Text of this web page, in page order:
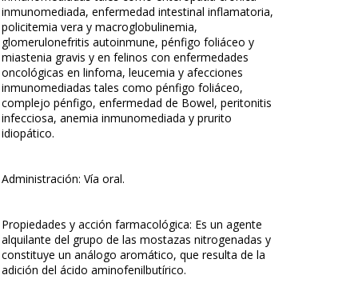
inmunomediada, enfermedad intestinal inflamatoria,
policitemia vera y macroglobulinemia,
glomerulonefritis autoinmune, pénfigo foliáceo y
miastenia gravis y en felinos con enfermedades
oncológicas en linfoma, leucemia y afecciones
inmunomediadas tales como pénfigo foliáceo,
complejo pénfigo, enfermedad de Bowel, peritonitis
infecciosa, anemia inmunomediada y prurito
idiopático.
Administración: Vía oral.
Propiedades y acción farmacológica: Es un agente
alquilante del grupo de las mostazas nitrogenadas y
constituye un análogo aromático, que resulta de la
adición del ácido aminofenilbutírico.